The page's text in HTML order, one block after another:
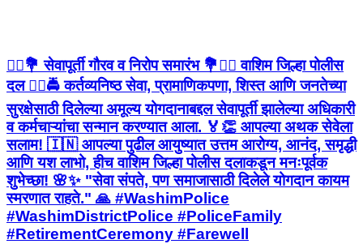
👮‍♂️💐 सेवापूर्ती गौरव व निरोप समारंभ 💐👮‍♀️ वाशिम जिल्हा पोलीस
दल 👮‍♂️🚔 कर्तव्यनिष्ठ सेवा, प्रामाणिकपणा, शिस्त आणि जनतेच्या
सुरक्षेसाठी दिलेल्या अमूल्य योगदानाबद्दल सेवापूर्ती झालेल्या अधिकारी
व कर्मचाऱ्यांचा सन्मान करण्यात आला. 🏅👏 आपल्या अथक सेवेला
सलाम! 🇮🇳 आपल्या पुढील आयुष्यात उत्तम आरोग्य, आनंद, समृद्धी
आणि यश लाभो, हीच वाशिम जिल्हा पोलीस दलाकडून मनःपूर्वक
शुभेच्छा! 🌸✨ "सेवा संपते, पण समाजासाठी दिलेले योगदान कायम
स्मरणात राहते." 🙏 #WashimPolice
#WashimDistrictPolice #PoliceFamily
#RetirementCeremony #Farewell